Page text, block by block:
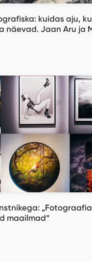
kuidas aju,
näevad. Jaan Aru ja
maailmad“